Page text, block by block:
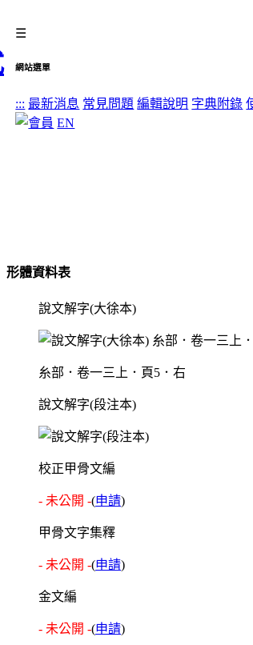
☰
網站選單
::: 最新消息 常見問題 編輯說明 字典附錄
EN
形體資料表
說文解字(大徐本)
糸部．卷一三上．頁5．右
說文解字(段注本)
校正甲骨文編
- 未公開 -(申請)
甲骨文字集釋
- 未公開 -(申請)
金文編
- 未公開 -(申請)